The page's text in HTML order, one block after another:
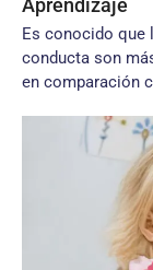
Aprendizaje
Es conocido que
conducta son
en comparación